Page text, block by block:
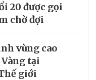
20 được gọi
chờ đợi
vùng cao
tại
giới